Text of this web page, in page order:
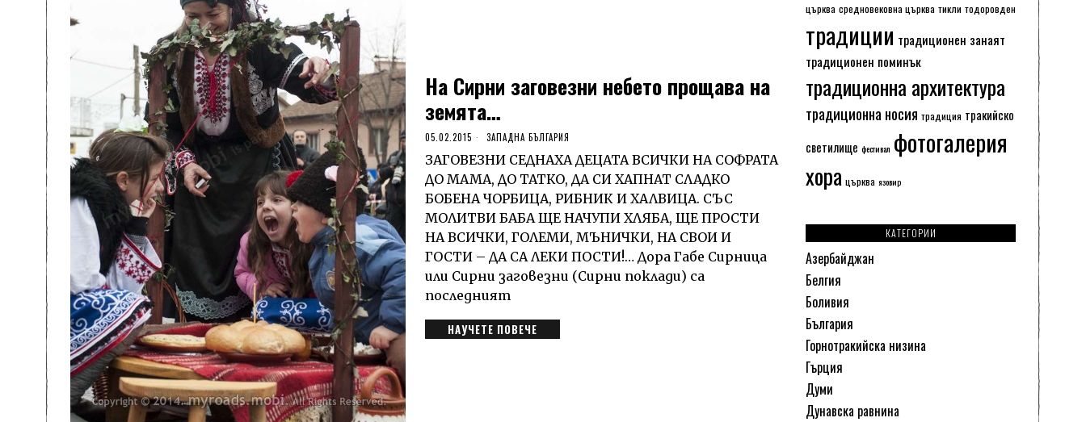
На Сирни заговезни небето прощава на
земята…
05.02.2015 ЗАПАДНА БЪЛГАРИЯ
ЗАГОВЕЗНИ СЕДНАХА ДЕЦАТА ВСИЧКИ НА СОФРАТА
ДО МАМА, ДО ТАТКО, ДА СИ ХАПНАТ СЛАДКО
БОБЕНА ЧОРБИЦА, РИБНИК И ХАЛВИЦА. СЪС
МОЛИТВИ БАБА ЩЕ НАЧУПИ ХЛЯБА, ЩЕ ПРОСТИ
НА ВСИЧКИ, ГОЛЕМИ, МЪНИЧКИ, НА СВОИ И
ГОСТИ – ДА СА ЛЕКИ ПОСТИ!… Дора Габе Сирница
или Сирни заговезни (Сирни поклади) са
последният
НАУЧЕТЕ ПОВЕЧЕ
църква средновековна църква тикли тодоровден
традиции традиционен занаят
традиционен поминък
традиционна архитектура
традиционна носия традиция тракийско
светилище фестивал фотогалерия
хора църква язовир
КАТЕГОРИИ
Азербайджан
Белгия
Боливия
България
Горнотракийска низина
Гърция
Думи
Дунавска равнина